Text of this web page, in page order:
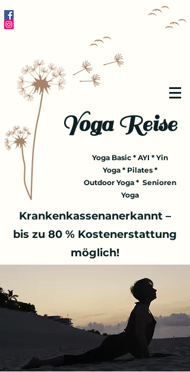
Yoga Reise
Yoga Basic * AYI * Yin
Yoga * Pilates *
Outdoor Yoga * Senioren
Yoga
Krankenkassenanerkannt –
bis zu 80 % Kostenerstattung
möglich!